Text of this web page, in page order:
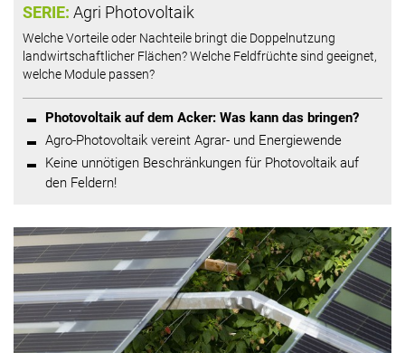
SERIE: Agri Photovoltaik
Welche Vorteile oder Nachteile bringt die Doppelnutzung
landwirtschaftlicher Flächen? Welche Feldfrüchte sind geeignet,
welche Module passen?
Photovoltaik auf dem Acker: Was kann das bringen?
Agro-Photovoltaik vereint Agrar- und Energiewende
Keine unnötigen Beschränkungen für Photovoltaik auf
den Feldern!